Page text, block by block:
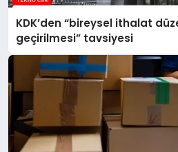
KDK’den “bireysel ithalat
geçirilmesi” tavsiyesi